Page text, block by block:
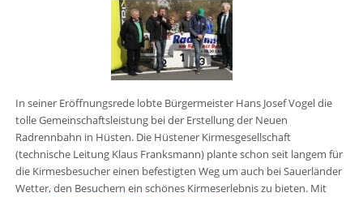
In seiner Eröffnungsrede lobte Bürgermeister Hans Josef Vogel die
tolle Gemeinschaftsleistung bei der Erstellung der Neuen
Radrennbahn in Hüsten. Die Hüstener Kirmesgesellschaft
(technische Leitung Klaus Franksmann) plante schon seit langem für
die Kirmesbesucher einen befestigten Weg um auch bei Sauerländer
Wetter, den Besuchern ein schönes Kirmeserlebnis zu bieten. Mit